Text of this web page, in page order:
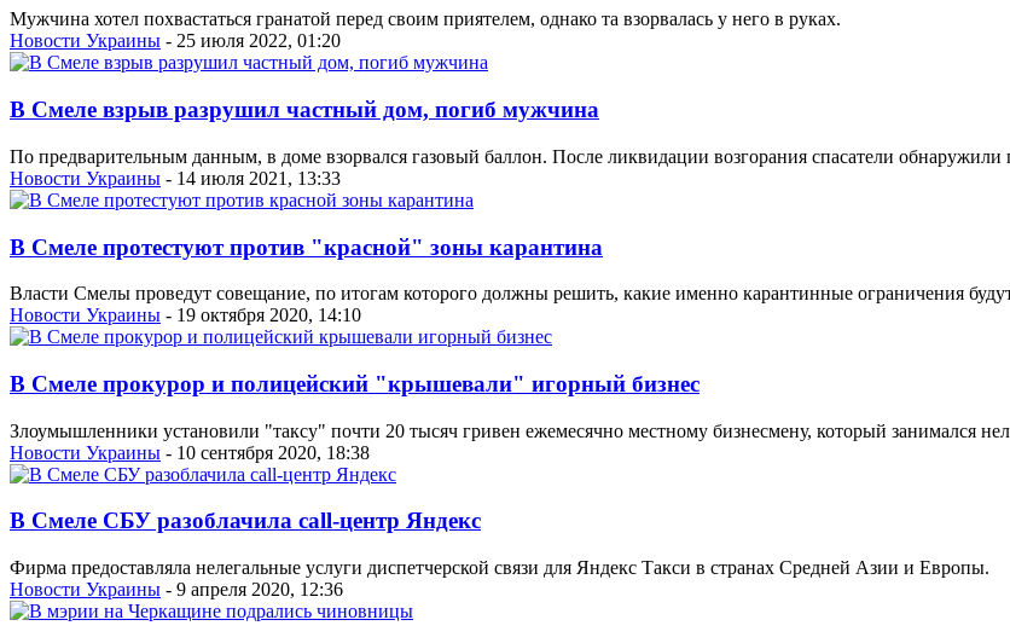
Мужчина хотел похвастаться гранатой перед своим приятелем, однако та взорвалась у него в руках.
Новости Украины - 25 июля 2022, 01:20
В Смеле взрыв разрушил частный дом, погиб мужчина
По предварительным данным, в доме взорвался газовый баллон. После ликвидации возгорания спасатели
Новости Украины - 14 июля 2021, 13:33
В Смеле протестуют против "красной" зоны карантина
Власти Смелы проведут совещание, по итогам которого должны решить, какие именно карантинные ограничения
Новости Украины - 19 октября 2020, 14:10
В Смеле прокурор и полицейский "крышевали" игорный бизнес
Злоумышленники установили "таксу" почти 20 тысяч гривен ежемесячно местному бизнесмену, который занимался
Новости Украины - 10 сентября 2020, 18:38
В Смеле СБУ разоблачила call-центр Яндекс
Фирма предоставляла нелегальные услуги диспетчерской связи для Яндекс Такси в странах Средней Азии и Европы.
Новости Украины - 9 апреля 2020, 12:36